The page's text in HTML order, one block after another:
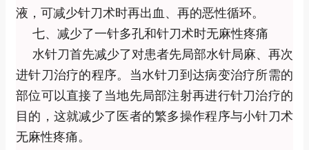
液，可减少针刀术时再出血、再的恶性循环。
七、减少了一针多孔和针刀术时无麻性疼痛
水针刀首先减少了对患者先局部水针局麻、再次
进针刀治疗的程序。当水针刀到达病变治疗所需的
部位可以直接了当地先局部注射再进行针刀治疗的
目的，这就减少了医者的繁多操作程序与小针刀术
无麻性疼痛。